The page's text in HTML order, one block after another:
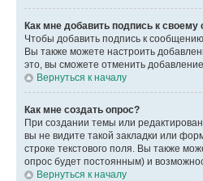
Как мне добавить подпись к
Чтобы добавить подпись к
Вы также можете настроить
это, вы сможете отменить
Вернуться к началу
Как мне создать опрос?
При создании темы или
вы не видите такой закладки или
строке текстового поля. Вы также
опрос будет постоянным) и
Вернуться к началу